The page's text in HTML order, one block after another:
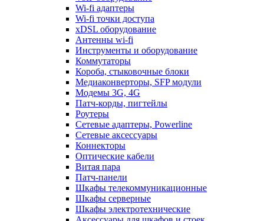
Wi-fi адаптеры
Wi-fi точки доступа
xDSL оборудование
Антенны wi-fi
Инструменты и оборудование
Коммутаторы
Короба, стыковочные блоки
Медиаконверторы, SFP модули
Модемы 3G, 4G
Патч-корды, пигтейлы
Роутеры
Сетевые адаптеры, Powerline
Сетевые аксессуары
Коннекторы
Оптические кабели
Витая пара
Патч-панели
Шкафы телекоммуникационные
Шкафы серверные
Шкафы электротехнические